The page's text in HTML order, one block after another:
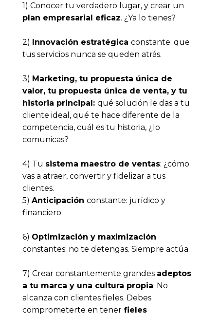
1) Conocer tu verdadero lugar, y crear un
plan empresarial eficaz. ¿Ya lo tienes?
2) Innovación estratégica constante: que
tus servicios nunca se queden atrás.
3) Marketing, tu propuesta única de
valor, tu propuesta única de venta, y tu
historia principal: qué solución le das a tu
cliente ideal, qué te hace diferente de la
competencia, cuál es tu historia, ¿lo
comunicas?
4) Tu sistema maestro de ventas: ¿cómo
vas a atraer, convertir y fidelizar a tus
clientes.
5) Anticipación constante: jurídico y
financiero.
6) Optimización y maximización
constantes: no te detengas. Siempre actúa.
7) Crear constantemente grandes adeptos
a tu marca y una cultura propia. No
alcanza con clientes fieles. Debes
comprometerte en tener fieles